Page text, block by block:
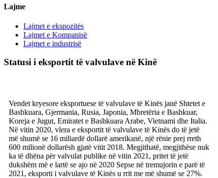
Lajme
Lajmet e ekspozitës
Lajmet e Kompanisë
Lajmet e industrisë
Statusi i eksportit të valvulave në Kinë
Vendet kryesore eksportuese të valvulave të Kinës janë Shtetet e
Bashkuara, Gjermania, Rusia, Japonia, Mbretëria e Bashkuar,
Koreja e Jugut, Emiratet e Bashkuara Arabe, Vietnami dhe Italia.
Në vitin 2020, vlera e eksportit të valvulave të Kinës do të jetë
më shumë se 16 miliardë dollarë amerikanë, një rënie prej rreth
600 milionë dollarësh gjatë vitit 2018. Megjithatë, megjithëse nuk
ka të dhëna për valvulat publike në vitin 2021, pritet të jetë
dukshëm më e lartë se ajo në 2020 Sepse në tremujorin e parë të
2021, eksporti i valvulave të Kinës u rrit me më shumë se 27%.